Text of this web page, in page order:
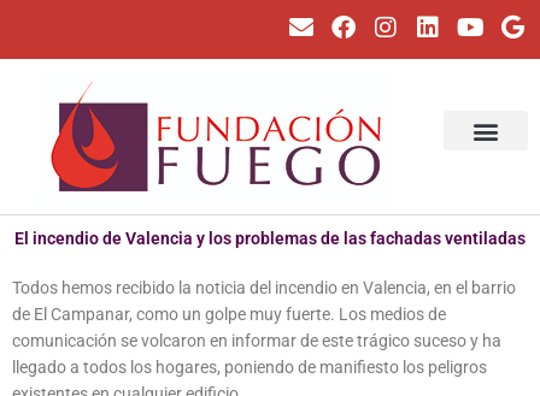
contenido
E
l
o
e
F
a
b
o
o
k
I
n
m
L
i
Y
u
b
G
o
El incendio de Valencia y los problemas de las fachadas ventiladas
Todos hemos recibido la noticia del incendio en Valencia, en el barrio
de El Campanar, como un golpe muy fuerte. Los medios de
comunicación se volcaron en informar de este trágico suceso y ha
llegado a todos los hogares, poniendo de manifiesto los peligros